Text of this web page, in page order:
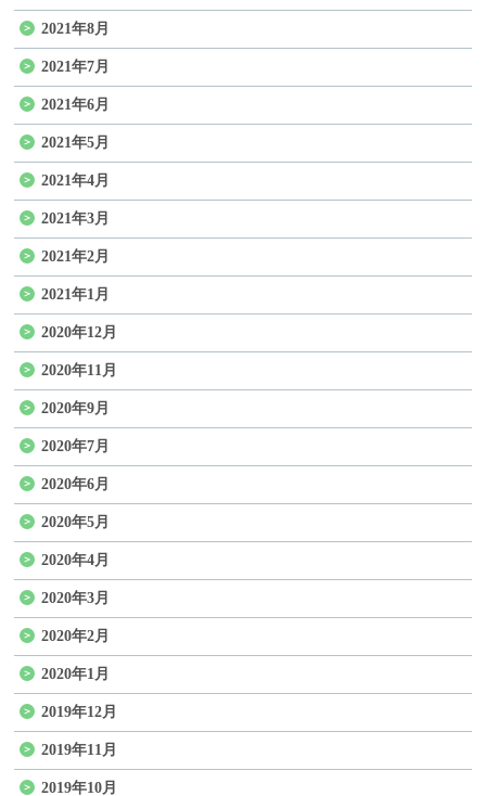
2021年8月
2021年7月
2021年6月
2021年5月
2021年4月
2021年3月
2021年2月
2021年1月
2020年12月
2020年11月
2020年9月
2020年7月
2020年6月
2020年5月
2020年4月
2020年3月
2020年2月
2020年1月
2019年12月
2019年11月
2019年10月